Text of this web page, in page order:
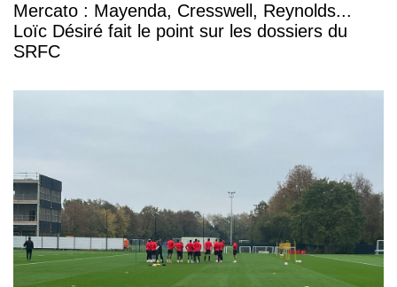
Mercato : Mayenda, Cresswell, Reynolds...
Loïc Désiré fait le point sur les dossiers du
SRFC